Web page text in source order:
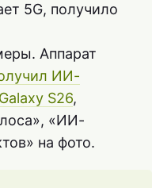
5G, получило
Аппарат
ИИ-
S26,
«ИИ-
на фото.